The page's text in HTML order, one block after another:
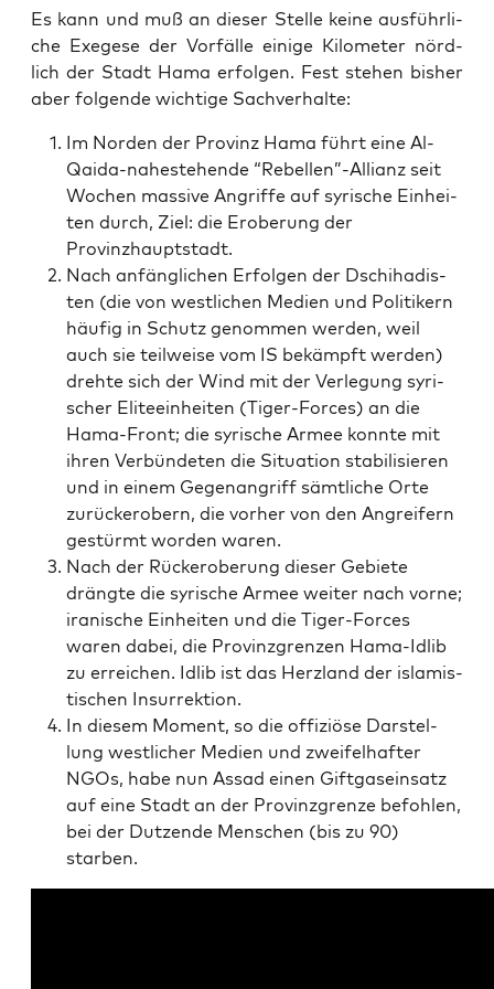
Es kann und muß an die­ser Stel­le kei­ne aus­führ­li­
che Exege­se der Vor­fäl­le eini­ge Kilo­me­ter nörd­
lich der Stadt Hama erfol­gen. Fest ste­hen bis­her
aber fol­gen­de wich­ti­ge Sachverhalte:
Im Nor­den der Pro­vinz Hama führt eine Al-
Qai­da-nahe­ste­hen­de “Rebellen”-Allianz seit
Wochen mas­si­ve Angrif­fe auf syri­sche Ein­hei­
ten durch, Ziel: die Erobe­rung der
Provinzhauptstadt.
Nach anfäng­li­chen Erfol­gen der Dschi­ha­dis­
ten (die von west­li­chen Medi­en und Poli­ti­kern
häu­fig in Schutz genom­men wer­den, weil
auch sie teil­wei­se vom IS bekämpft wer­den)
dreh­te sich der Wind mit der Ver­le­gung syri­
scher Eli­te­ein­hei­ten (Tiger-Forces) an die
Hama-Front; die syri­sche Armee konn­te mit
ihren Ver­bün­de­ten die Situa­ti­on sta­bi­li­sie­ren
und in einem Gegen­an­griff sämt­li­che Orte
zurück­er­obern, die vor­her von den Angrei­fern
gestürmt wor­den waren.
Nach der Rück­erobe­rung die­ser Gebie­te
dräng­te die syri­sche Armee wei­ter nach vor­ne;
ira­ni­sche Ein­hei­ten und die Tiger-Forces
waren dabei, die Pro­vinz­gren­zen Hama-Idlib
zu errei­chen. Idlib ist das Herz­land der isla­mis­
ti­schen Insurrektion.
In die­sem Moment, so die offi­ziö­se Dar­stel­
lung west­li­cher Medi­en und zwei­fel­haf­ter
NGOs, habe nun Assad einen Gift­gas­ein­satz
auf eine Stadt an der Pro­vinz­gren­ze befoh­len,
bei der Dut­zen­de Men­schen (bis zu 90)
starben.